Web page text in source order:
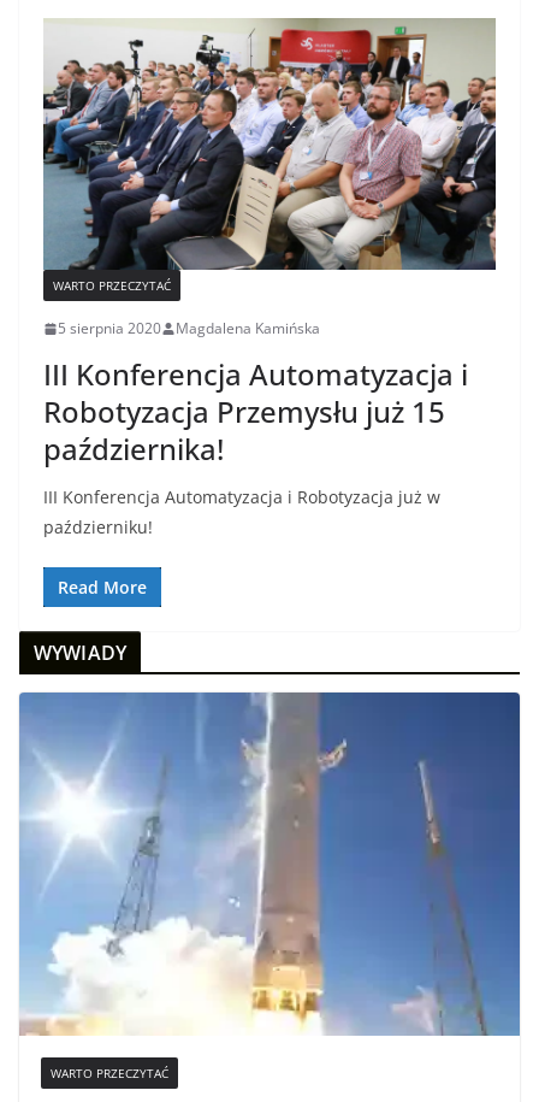
WARTO PRZECZYTAĆ
5 sierpnia 2020 Magdalena Kamińska
III Konferencja Automatyzacja i
Robotyzacja Przemysłu już 15
października!
III Konferencja Automatyzacja i Robotyzacja już w
październiku!
Read More
WYWIADY
WARTO PRZECZYTAĆ